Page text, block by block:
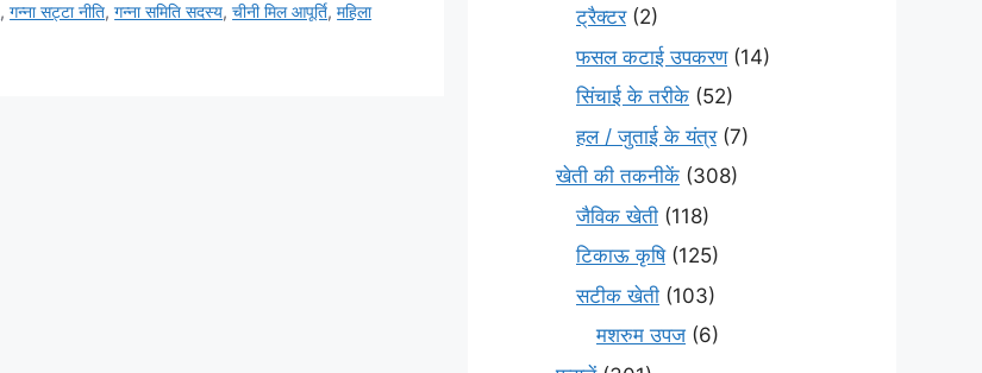
,गन्ना सट्टा नीति,गन्ना समिति सदस्य,चीनी मिल आपूर्ति,महिला
ट्रैक्टर(2)
फसल कटाई उपकरण(14)
सिंचाई के तरीके (52)
हल / जुताई के यंत्र(7)
खेती की तकनीकें (308)
जैविक खेती (118)
टिकाऊ कृषि(125)
सटीक खेती (103)
मशरुम उपज (6)